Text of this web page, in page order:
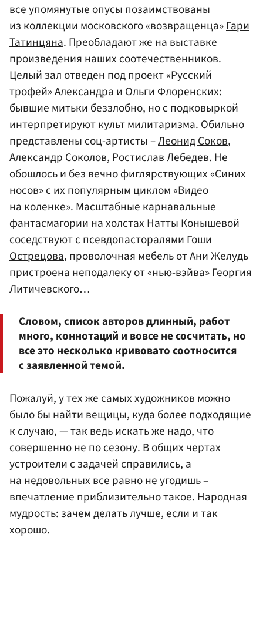
все упомянутые опусы позаимствованы
из коллекции московского «возвращенца»Гари
Татинцяна. Преобладают же на выставке
произведения наших соотечественников.
Целый зал отведен под проект «Русский
трофей»АлександраиОльги Флоренских:
бывшие митьки беззлобно, но с подковыркой
интерпретируют культ милитаризма. Обильно
представлены соц-артисты –Леонид Соков,
Александр Соколов, Ростислав Лебедев. Не
обошлось и без вечно фиглярствующих «Синих
носов» с их популярным циклом «Видео
на коленке». Масштабные карнавальные
фантасмагории на холстах Натты Конышевой
соседствуют с псевдопасторалямиГоши
Острецова, проволочная мебель от Ани Желудь
пристроена неподалеку от «нью-вэйва» Георгия
Литичевского…
Словом, список авторов длинный, работ
много, коннотаций и вовсе не сосчитать, но
все это несколько кривовато соотносится
с заявленной темой.
Пожалуй, у тех же самых художников можно
было бы найти вещицы, куда более подходящие
к случаю, — так ведь искать же надо, что
совершенно не по сезону. В общих чертах
устроители с задачей справились, а
на недовольных все равно не угодишь –
впечатление приблизительно такое. Народная
мудрость: зачем делать лучше, если и так
хорошо.